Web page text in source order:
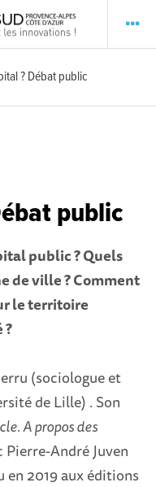
? Débat public
public
public ? Quels
de ville ? Comment
le territoire
(sociologue et
de Lille) . Son
A propos des
Pierre-André Juven
en 2019 aux éditions